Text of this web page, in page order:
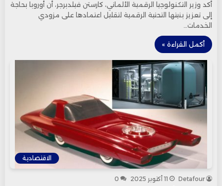
أكد وزير التكنولوجيا الرقمية الألماني، كارستن فيلدبرجر، أن أوروبا بحاجة
إلى تعزيز بنيتها التحتية الرقمية لتقليل اعتمادها على مزودي
الخدمات…
أكمل القراءة »
الاقتصادية
Detafour 11 أكتوبر 2025 0